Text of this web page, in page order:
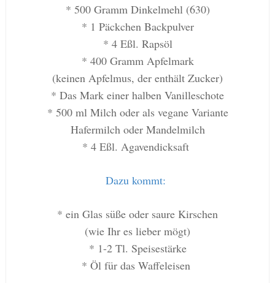
* 500 Gramm Dinkelmehl (630)
* 1 Päckchen Backpulver
* 4 Eßl. Rapsöl
* 400 Gramm Apfelmark
(keinen Apfelmus, der enthält Zucker)
* Das Mark einer halben Vanilleschote
* 500 ml Milch oder als vegane Variante
Hafermilch oder Mandelmilch
* 4 Eßl. Agavendicksaft
Dazu kommt:
* ein Glas süße oder saure Kirschen
(wie Ihr es lieber mögt)
* 1-2 Tl. Speisestärke
* Öl für das Waffeleisen